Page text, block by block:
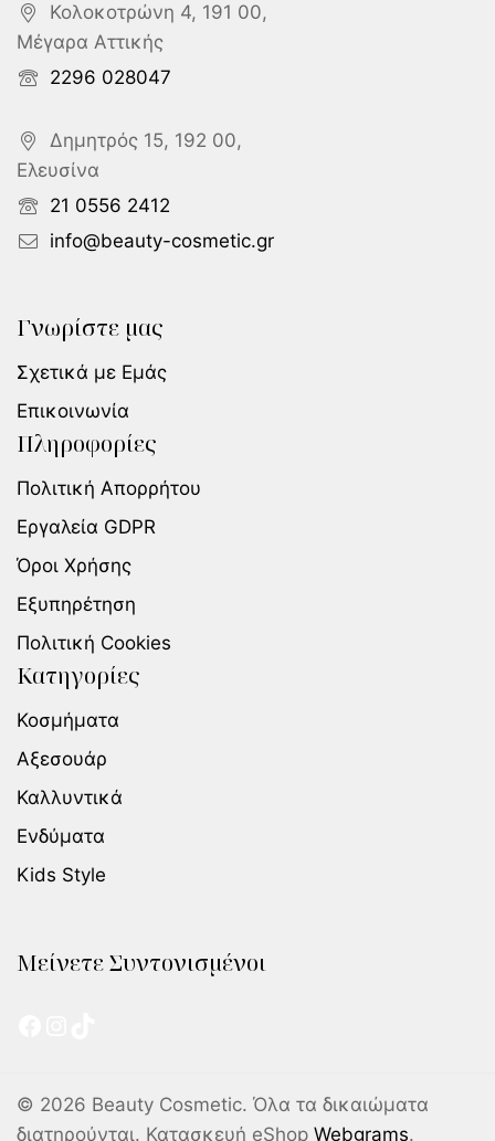
Κολοκοτρώνη 4, 191 00,
Μέγαρα Αττικής
2296 028047
Δημητρός 15, 192 00,
Ελευσίνα
21 0556 2412
info@beauty-cosmetic.gr
Γνωρίστε μας
Σχετικά με Εμάς
Επικοινωνία
Πληροφορίες
Πολιτική Απορρήτου
Εργαλεία GDPR
Όροι Χρήσης
Εξυπηρέτηση
Πολιτική Cookies
Κατηγορίες
Κοσμήματα
Αξεσουάρ
Καλλυντικά
Ενδύματα
Kids Style
Μείνετε Συντονισμένοι
© 2026 Beauty Cosmetic. Όλα τα δικαιώματα
διατηρούνται. Κατασκευή eShop Webgrams.